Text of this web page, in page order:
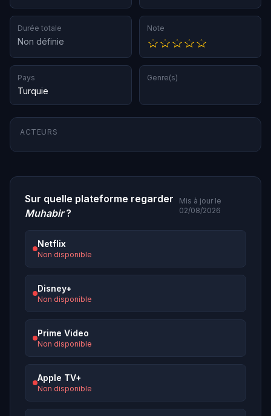
Durée totale
Non définie
Note
Pays
Turquie
Genre(s)
ACTEURS
Sur quelle plateforme regarder
Muhabir?
Mis à jour le
02/08/2026
Netflix
Non disponible
Disney+
Non disponible
Prime Video
Non disponible
Apple TV+
Non disponible